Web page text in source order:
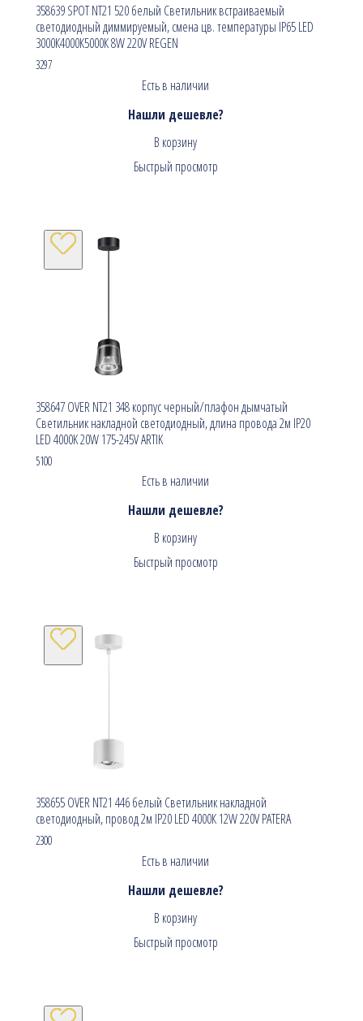
358639 SPOT NT21 520 белый Светильник встраиваемый
светодиодный диммируемый, смена цв. температуры IP65 LED
3000К4000К5000К 8W 220V REGEN
3297
Есть в наличии
Нашли дешевле?
В корзину
Быстрый просмотр
358647 OVER NT21 348 корпус черный/плафон дымчатый
Светильник накладной светодиодный, длина провода 2м IP20
LED 4000K 20W 175-245V ARTIK
5100
Есть в наличии
Нашли дешевле?
В корзину
Быстрый просмотр
358655 OVER NT21 446 белый Светильник накладной
светодиодный, провод 2м IP20 LED 4000К 12W 220V PATERA
2300
Есть в наличии
Нашли дешевле?
В корзину
Быстрый просмотр